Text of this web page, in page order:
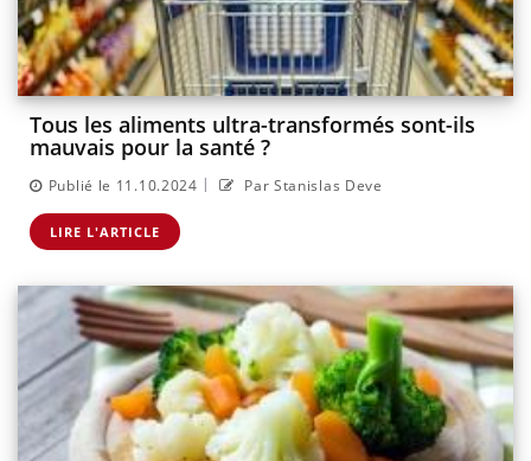
Tous les aliments ultra-transformés sont-ils
mauvais pour la santé ?
Publié le 11.10.2024 | Par Stanislas Deve
LIRE L'ARTICLE